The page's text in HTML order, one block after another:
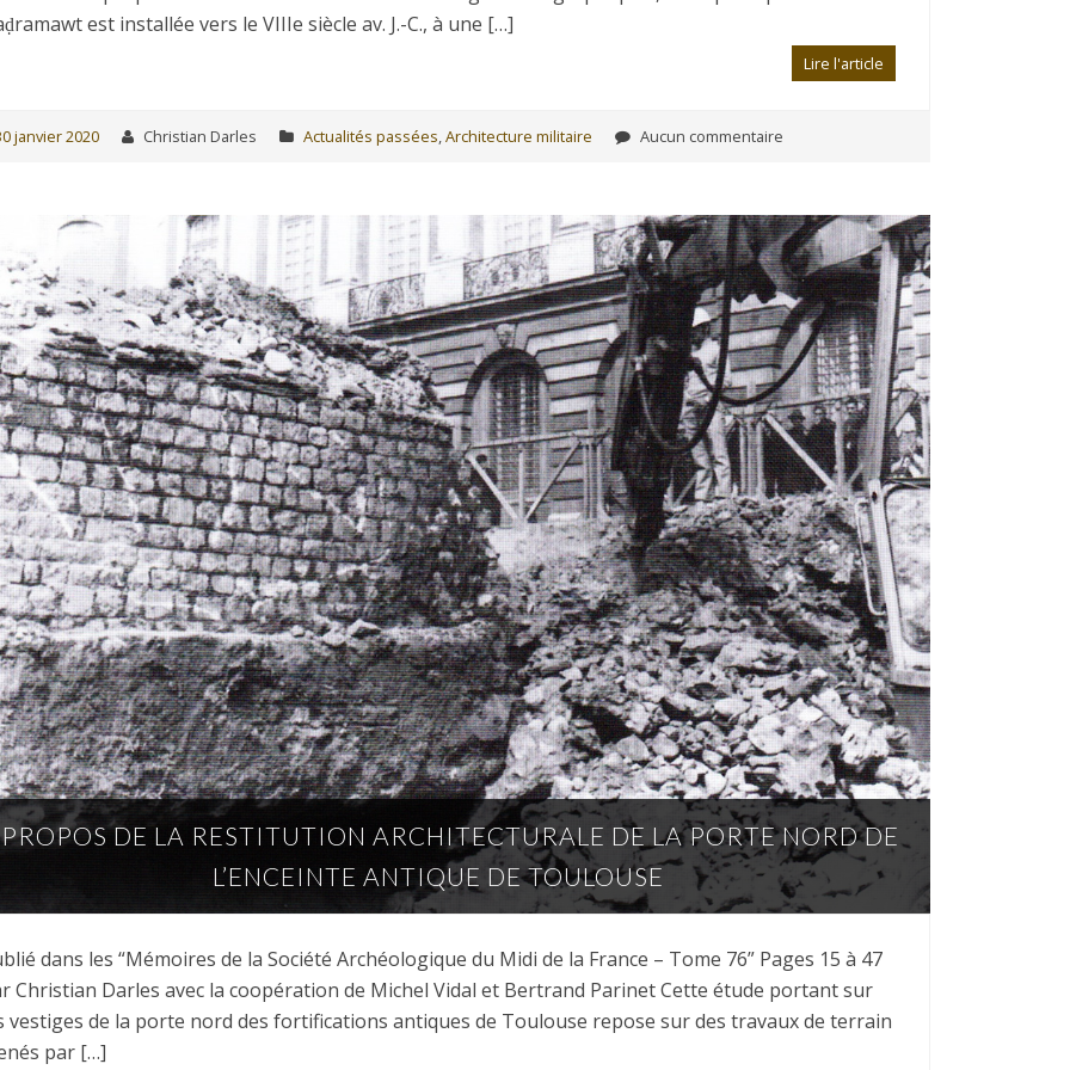
est installée vers le VIIIe siècle av. J.-C., à une […]
Lire l'article
janvier 2020 Christian Darles Actualités passées,Architecture militaire Aucun commentaire
DE LA RESTITUTION ARCHITECTURALE DE LA PORTE NORD DE
L’ENCEINTE ANTIQUE DE TOULOUSE
dans les “Mémoires de la Société Archéologique du Midi de la France – Tome 76” Pages 15 à 47
Christian Darles avec la coopération de Michel Vidal et Bertrand Parinet Cette étude portant sur
vestiges de la porte nord des fortifications antiques de Toulouse repose sur des travaux de terrain
par […]